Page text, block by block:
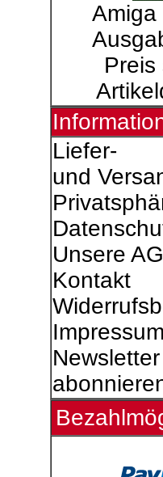
Amiga
Preis
Liefer-
und
Unsere
Kontakt
Impressum
Newsletter